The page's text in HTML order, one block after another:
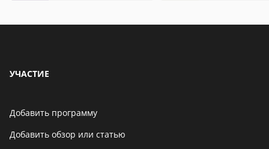
УЧАСТИЕ
Добавить программу
Добавить обзор или статью